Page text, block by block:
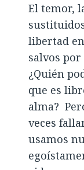
El temor,
libertad
salvos por
¿Quién
que es
alma?
veces
usamos